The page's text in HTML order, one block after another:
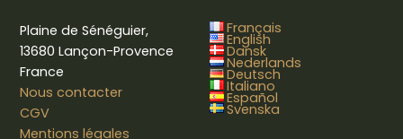
Plaine de Sénéguier,
13680 Lançon-Provence
France
Nous contacter
CGV
Mentions légales
Français
English
Dansk
Nederlands
Deutsch
Italiano
Español
Svenska